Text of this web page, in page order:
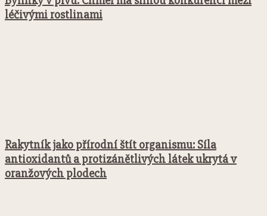
léčivými rostlinami
Rakytník jako přírodní štít organismu: Síla
antioxidantů a protizánětlivých látek ukrytá v
oranžových plodech